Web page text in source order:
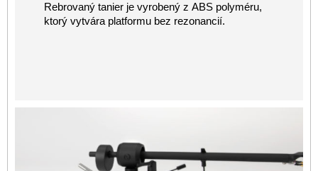
Rebrovaný tanier je vyrobený z ABS polyméru,
ktorý vytvára platformu bez rezonancií.